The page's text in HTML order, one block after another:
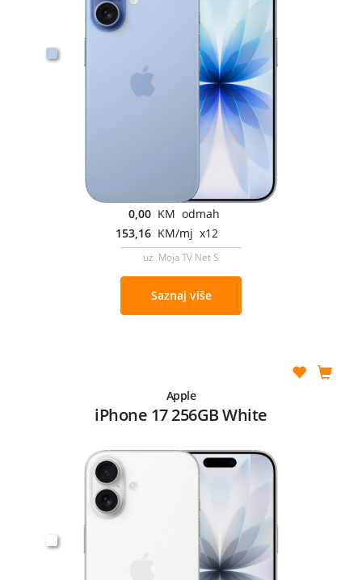
0,00 KM odmah
153,16 KM/mj x12
uz Moja TV Net S
Saznaj više
Apple
iPhone 17 256GB White